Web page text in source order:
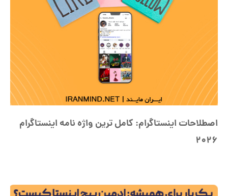
اصطلاحات اینستاگرام: کامل ترین واژه نامه اینستاگرام
2026